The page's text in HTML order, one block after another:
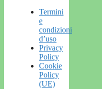
Termini
e
condizioni
d’uso
Privacy
Policy
Cookie
Policy
(UE)